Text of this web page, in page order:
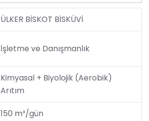
ÜLKER BİSKOT BİSKÜVİ
İşletme ve Danışmanlık
Kimyasal + Biyolojik (Aerobik)
Arıtım
150 m³/gün